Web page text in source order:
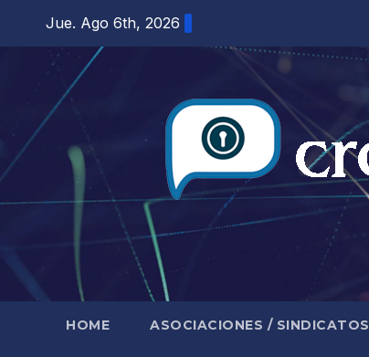
contenido
Jue. Ago 6th, 2026
HOME ASOCIACIONES / SINDICATOS